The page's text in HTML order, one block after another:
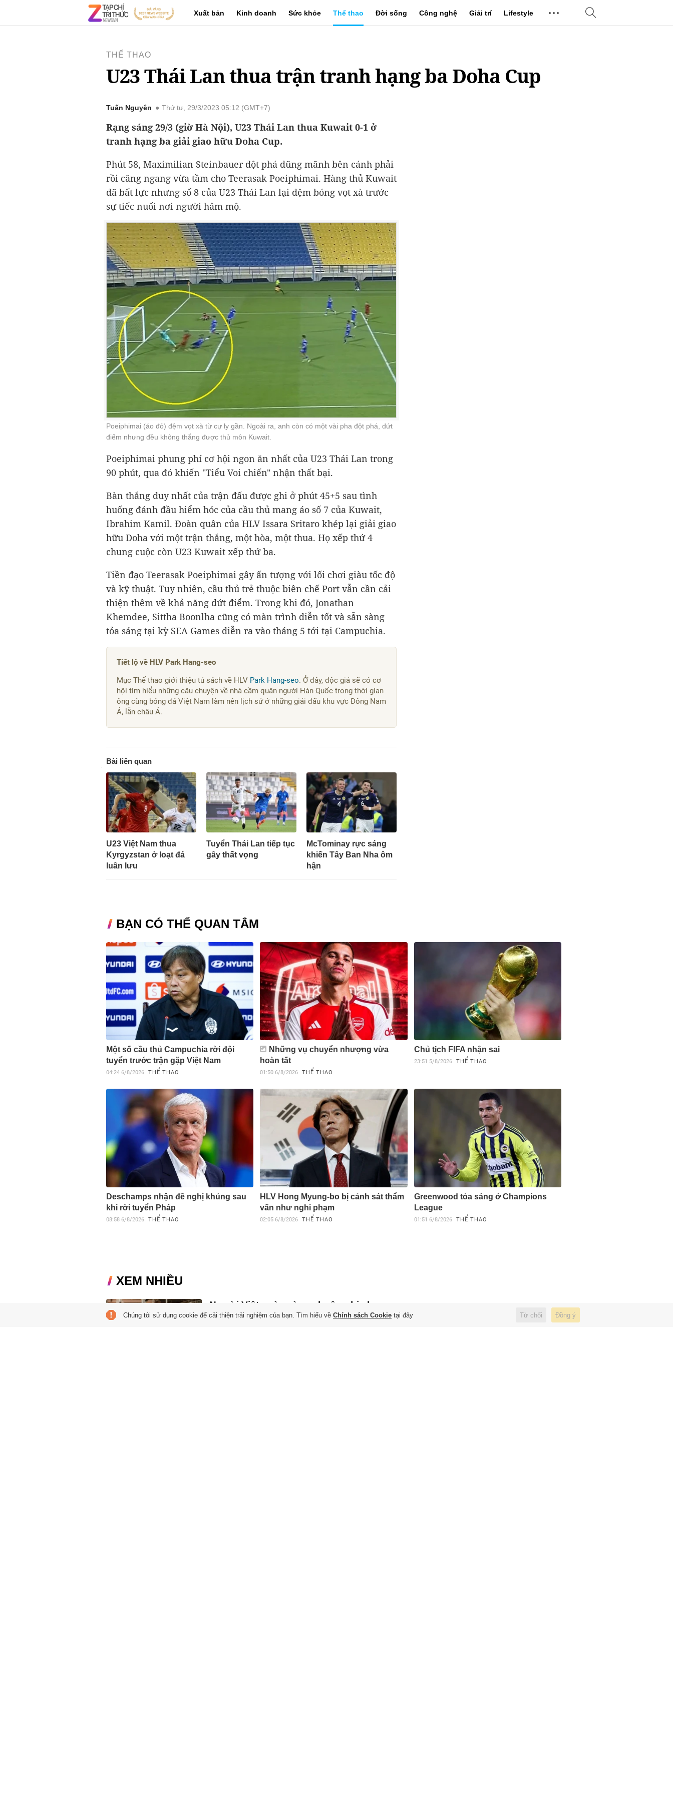
Xuất bản Kinh doanh Sức khỏe Thể thao Đời sống Công nghệ Giải trí Lifestyle
THỂ THAO
U23 Thái Lan thua trận tranh hạng ba Doha Cup
Tuấn Nguyên Thứ tư, 29/3/2023 05:12 (GMT+7)
Rạng sáng 29/3 (giờ Hà Nội), U23 Thái Lan thua Kuwait 0-1 ở
tranh hạng ba giải giao hữu Doha Cup.
Phút 58, Maximilian Steinbauer đột phá dũng mãnh bên cánh phải
rồi căng ngang vừa tầm cho Teerasak Poeiphimai. Hàng thủ Kuwait
đã bất lực nhưng số 8 của U23 Thái Lan lại đệm bóng vọt xà trước
sự tiếc nuối nơi người hâm mộ.
Poeiphimai (áo đỏ) đệm vọt xà từ cự ly gần. Ngoài ra, anh còn có một vài pha đột phá, dứt
điểm nhưng đều không thắng được thủ môn Kuwait.
Poeiphimai phung phí cơ hội ngon ăn nhất của U23 Thái Lan trong
90 phút, qua đó khiến "Tiểu Voi chiến" nhận thất bại.
Bàn thắng duy nhất của trận đấu được ghi ở phút 45+5 sau tình
huống đánh đầu hiểm hóc của cầu thủ mang áo số 7 của Kuwait,
Ibrahim Kamil. Đoàn quân của HLV Issara Sritaro khép lại giải giao
hữu Doha với một trận thắng, một hòa, một thua. Họ xếp thứ 4
chung cuộc còn U23 Kuwait xếp thứ ba.
Tiền đạo Teerasak Poeiphimai gây ấn tượng với lối chơi giàu tốc độ
và kỹ thuật. Tuy nhiên, cầu thủ trẻ thuộc biên chế Port vẫn cần cải
thiện thêm về khả năng dứt điểm. Trong khi đó, Jonathan
Khemdee, Sittha Boonlha cũng có màn trình diễn tốt và sẵn sàng
tỏa sáng tại kỳ SEA Games diễn ra vào tháng 5 tới tại Campuchia.
Tiết lộ về HLV Park Hang-seo
Mục Thể thao giới thiệu tủ sách về HLV Park Hang-seo. Ở đây, độc giả sẽ có cơ
hội tìm hiểu những câu chuyện về nhà cầm quân người Hàn Quốc trong thời gian
ông cùng bóng đá Việt Nam làm nên lịch sử ở những giải đấu khu vực Đông Nam
Á, lẫn châu Á.
Bài liên quan
U23 Việt Nam thua
Kyrgyzstan ở loạt đá
luân lưu
Tuyển Thái Lan tiếp tục
gây thất vọng
McTominay rực sáng
khiến Tây Ban Nha ôm
hận
BẠN CÓ THỂ QUAN TÂM
Một số cầu thủ Campuchia rời đội
tuyển trước trận gặp Việt Nam
04:24 6/8/2026 THỂ THAO
Những vụ chuyển nhượng vừa
hoàn tất
01:50 6/8/2026 THỂ THAO
Chủ tịch FIFA nhận sai
23:51 5/8/2026 THỂ THAO
Deschamps nhận đề nghị khủng sau
khi rời tuyển Pháp
08:58 6/8/2026 THỂ THAO
HLV Hong Myung-bo bị cảnh sát thẩm
vấn như nghi phạm
02:05 6/8/2026 THỂ THAO
Greenwood tỏa sáng ở Champions
League
01:51 6/8/2026 THỂ THAO
XEM NHIỀU
Người Việt ngày càng chuộng bia lon
'lùn' 250 ml, điều gì đang xảy ra?
Chúng tôi sử dụng cookie để cải thiện trải nghiệm của bạn. Tìm hiểu về Chính sách Cookie tại đây Từ chối Đồng ý